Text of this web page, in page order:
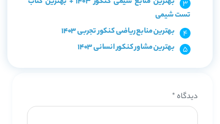
تست شیمی
بهترین منابع ریاضی کنکور تجربی 1403
بهترین مشاور کنکور انسانی 1403
دیدگاه *